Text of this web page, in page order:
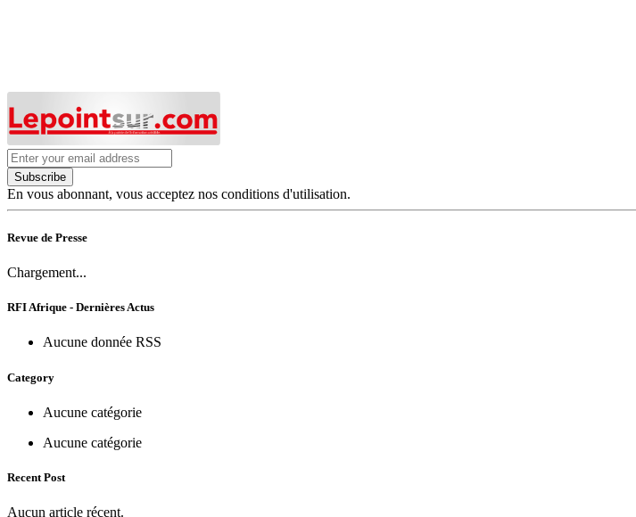
Subscribe
En vous abonnant, vous acceptez nos conditions d'utilisation.
Revue de Presse
Chargement...
RFI Afrique - Dernières Actus
Aucune donnée RSS
Category
Aucune catégorie
Aucune catégorie
Recent Post
Aucun article récent.